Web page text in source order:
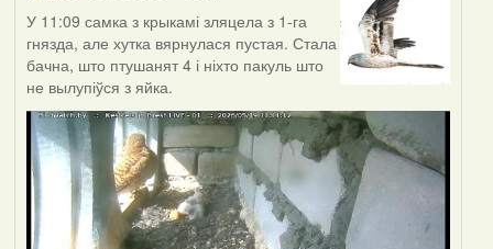
У 11:09 самка з крыкамі зляцела з 1-га
гнязда, але хутка вярнулася пустая. Стала
бачна, што птушанят 4 і ніхто пакуль што
не вылупіўся з яйка.